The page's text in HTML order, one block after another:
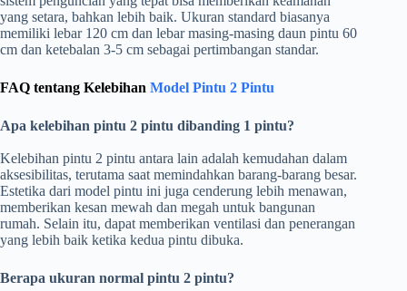
yang setara, bahkan lebih baik. Ukuran standard biasanya
memiliki lebar 120 cm dan lebar masing-masing daun pintu 60
cm dan ketebalan 3-5 cm sebagai pertimbangan standar.
FAQ tentang Kelebihan Model Pintu 2 Pintu
Apa kelebihan pintu 2 pintu dibanding 1 pintu?
Kelebihan pintu 2 pintu antara lain adalah kemudahan dalam
aksesibilitas, terutama saat memindahkan barang-barang besar.
Estetika dari model pintu ini juga cenderung lebih menawan,
memberikan kesan mewah dan megah untuk bangunan
rumah. Selain itu, dapat memberikan ventilasi dan penerangan
yang lebih baik ketika kedua pintu dibuka.
Berapa ukuran normal pintu 2 pintu?